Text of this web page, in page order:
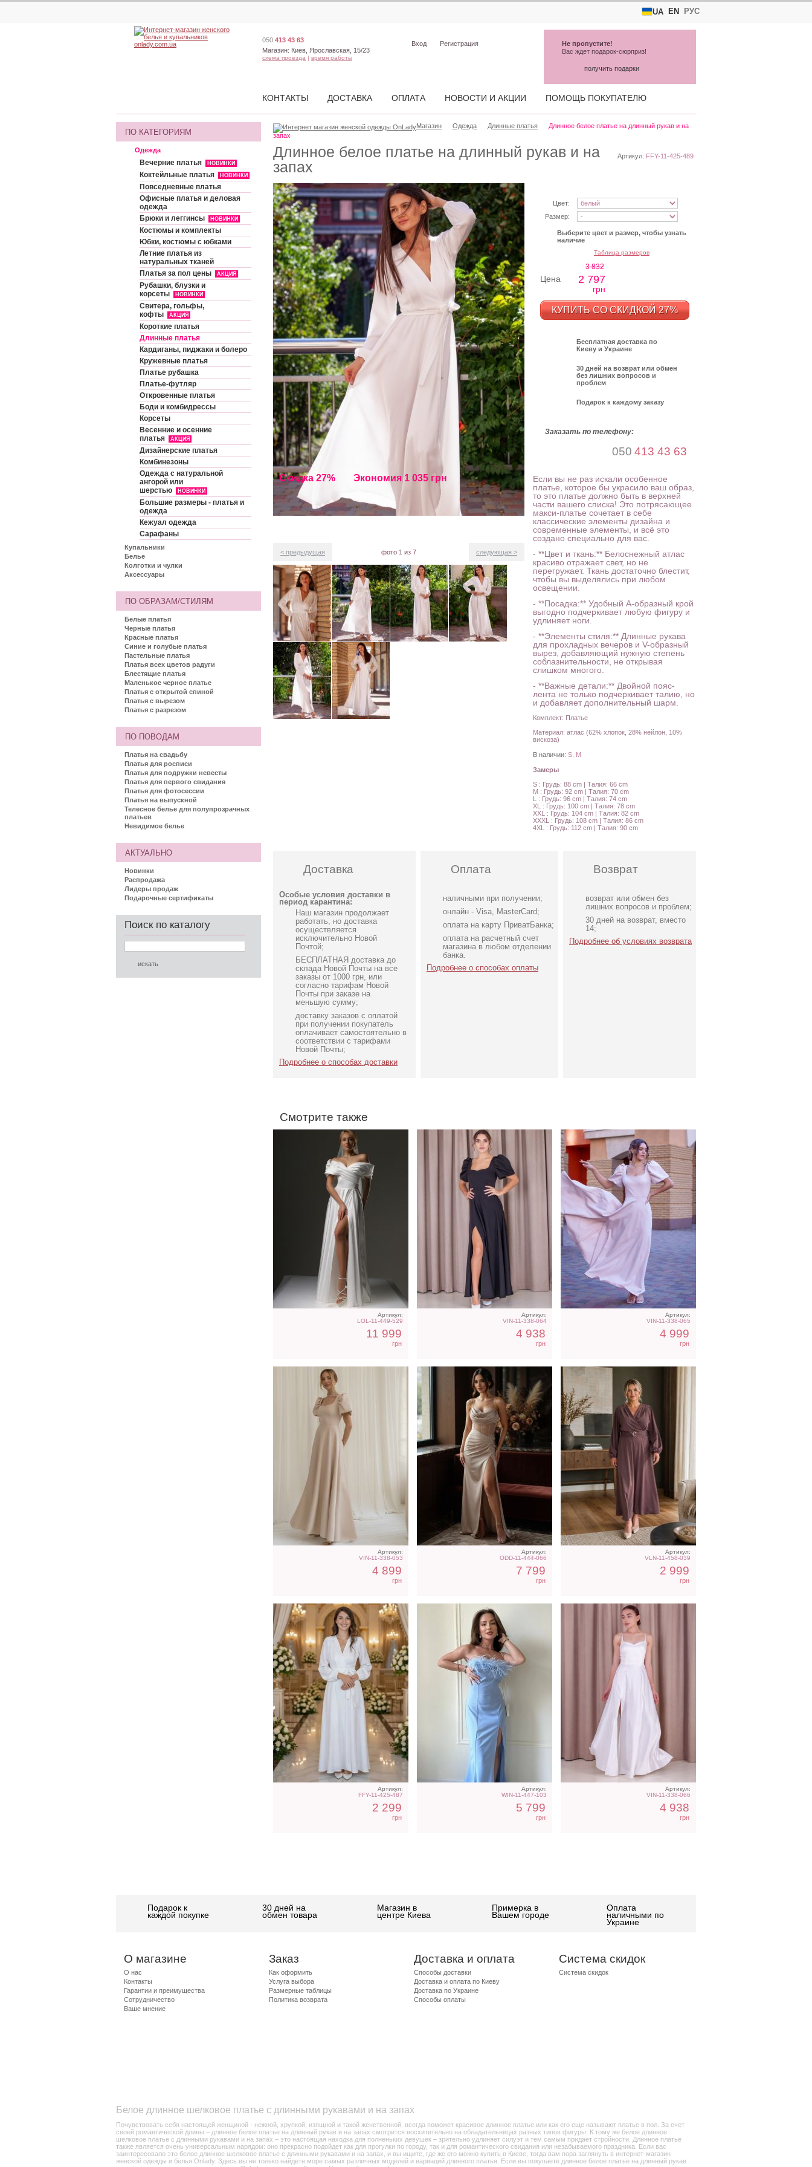
UA EN РУС
Белое длинное шелковое платье с длинными рукавами и на запах
Почувствовать себя настоящей женщиной - нежной, хрупкой, изящной и такой женственной, всегда поможет красивое длинное платье или как его еще называют платье в пол. За счет
своей романтической длины – длинное белое платье на длинный рукав и на запах смотрится восхитительно на обладательницах разных типов фигуры. К тому же белое длинное
шелковое платье с длинными рукавами и на запах – это настоящая находка для полненьких девушек – зрительно удлиняет силуэт и тем самым придает стройности. Длинное платье
также является очень универсальным нарядом: оно прекрасно подойдет как для прогулки по городу, так и для романтического свидания или незабываемого праздника. Если вас
заинтересовало это белое длинное шелковое платье с длинными рукавами и на запах, и вы ищите, где же его можно купить в Киеве, тогда вам пора заглянуть в интернет-магазин
женской одежды и белья Onlady. Здесь вы не только найдете море самых различных моделей и вариаций длинного платья. Если вы покупаете длинное белое платье на длинный рукав
Длинное белое платье на длинный рукав и на
запах
Артикул: FFY-11-425-489
Скидка 27% Экономия 1 035 грн
Цвет:
Размер:
Выберите цвет и размер, чтобы узнать
наличие
Таблица размеров
Цена
3 832
2 797
грн
КУПИТЬ СО СКИДКОЙ 27%
Бесплатная доставка по
Киеву и Украине
30 дней на возврат или обмен
без лишних вопросов и
проблем
Подарок к каждому заказу
Заказать по телефону:
050 413 43 63
Если вы не раз искали особенное
платье, которое бы украсило ваш образ,
то это платье должно быть в верхней
части вашего списка! Это потрясающее
макси-платье сочетает в себе
классические элементы дизайна и
современные элементы, и всё это
создано специально для вас.
- **Цвет и ткань:** Белоснежный атлас
красиво отражает свет, но не
перегружает. Ткань достаточно блестит,
чтобы вы выделялись при любом
освещении.
- **Посадка:** Удобный А-образный крой
выгодно подчеркивает любую фигуру и
удлиняет ноги.
- **Элементы стиля:** Длинные рукава
для прохладных вечеров и V-образный
вырез, добавляющий нужную степень
соблазнительности, не открывая
слишком многого.
- **Важные детали:** Двойной пояс-
лента не только подчеркивает талию, но
и добавляет дополнительный шарм.
Комплект: Платье
Материал: атлас (62% хлопок, 28% нейлон, 10%
вискоза)
В наличии: S, M
Замеры
S : Грудь: 88 cm | Талия: 66 cm
M : Грудь: 92 cm | Талия: 70 cm
L : Грудь: 96 cm | Талия: 74 cm
XL : Грудь: 100 cm | Талия: 78 cm
XXL : Грудь: 104 cm | Талия: 82 cm
XXXL : Грудь: 108 cm | Талия: 86 cm
4XL : Грудь: 112 cm | Талия: 90 cm
< предыдущая фото 1 из 7 следующая >
Доставка
Особые условия доставки в
период карантина:
Наш магазин продолжает
работать, но доставка
осуществляется
исключительно Новой
Почтой;
БЕСПЛАТНАЯ доставка до
склада Новой Почты на все
заказы от 1000 грн, или
согласно тарифам Новой
Почты при заказе на
меньшую сумму;
доставку заказов с оплатой
при получении покупатель
оплачивает самостоятельно в
соответствии с тарифами
Новой Почты;
Подробнее о способах доставки
Оплата
наличными при получении;
онлайн - Visa, MasterCard;
оплата на карту ПриватБанка;
оплата на расчетный счет
магазина в любом отделении
банка.
Подробнее о способах оплаты
Возврат
возврат или обмен без
лишних вопросов и проблем;
30 дней на возврат, вместо
14;
Подробнее об условиях возврата
Смотрите также
Длинное свадебное белое
платье с отрытыми
плечами
Артикул:
LOL-11-449-529
11 999
грн
Артикул:
VIN-11-338-064
4 938
грн
Артикул:
VIN-11-338-065
4 999
грн
Светлое бежевое платье
на короткий рукав
Артикул:
VIN-11-338-053
4 899
грн
Трендовое облегающее
корсетное платье цвета
капучино
Артикул:
ODD-11-444-066
7 799
грн
Длинное платье с рукавом
батальних розмеров
Артикул:
VLN-11-458-039
2 999
грн
Длинное белое вечернее
платье на запах для
невесты
Артикул:
FFY-11-425-487
2 299
грн
Голубое нарядное
облегающее платье в пол
Артикул:
WIN-11-447-103
5 799
грн
Атласное длинное платье
на бретелях в белом цвете
Артикул:
VIN-11-338-066
4 938
грн
Магазин Одежда Длинные платья
Длинное белое платье на длинный рукав и на
запах
ПО КАТЕГОРИЯМ
Одежда
Вечерние платья НОВИНКИ
Коктейльные платья НОВИНКИ
Повседневные платья
Офисные платья и деловая
одежда
Брюки и леггинсы
НОВИНКИ
Костюмы и комплекты
Юбки, костюмы с юбками
Летние платья из
натуральных тканей
Платья за пол цены
АКЦИЯ
Рубашки, блузки и
корсеты
НОВИНКИ
Свитера, гольфы,
кофты
АКЦИЯ
Короткие платья
Длинные платья
Кардиганы, пиджаки и болеро
Кружевные платья
Платье рубашка
Платье-футляр
Откровенные платья
Боди и комбидрессы
Корсеты
Весенние и осенние
платья
АКЦИЯ
Дизайнерские платья
Комбинезоны
Одежда с натуральной
ангорой или
шерстью
НОВИНКИ
Большие размеры - платья и
одежда
Кежуал одежда
Сарафаны
Купальники
Белье
Колготки и чулки
Аксессуары
ПО ОБРАЗАМ/СТИЛЯМ
Белые платья
Черные платья
Красные платья
Синие и голубые платья
Пастельные платья
Платья всех цветов радуги
Блестящие платья
Маленькое черное платье
Платья с открытой спиной
Платья с вырезом
Платья с разрезом
ПО ПОВОДАМ
Платья на свадьбу
Платья для росписи
Платья для подружки невесты
Платья для первого свидания
Платья для фотосессии
Платья на выпускной
Телесное белье для полупрозрачных
платьев
Невидимое белье
АКТУАЛЬНО
Новинки
Распродажа
Лидеры продаж
Подарочные сертификаты
Поиск по каталогу
050 413 43 63
Магазин: Киев, Ярославская, 15/23
схема проезда | время работы
Вход Регистрация
КОНТАКТЫ ДОСТАВКА ОПЛАТА НОВОСТИ И АКЦИИ ПОМОЩЬ ПОКУПАТЕЛЮ
Не пропустите!
Вас ждет подарок-сюрприз!
получить подарки
Подарок к
каждой покупке
30 дней на
обмен товара
Магазин в
центре Киева
Примерка в
Вашем городе
Оплата
наличными по
Украине
О магазине
О нас
Контакты
Гарантии и преимущества
Сотрудничество
Ваше мнение
Заказ
Как оформить
Услуга выбора
Размерные таблицы
Политика возврата
Доставка и оплата
Способы доставки
Доставка и оплата по Киеву
Доставка по Украине
Способы оплаты
Система скидок
Система скидок